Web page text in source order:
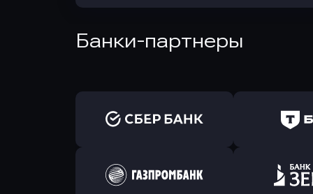
Банки-партнеры
Оправить заявку
в Сбербанк
в Т-Банк